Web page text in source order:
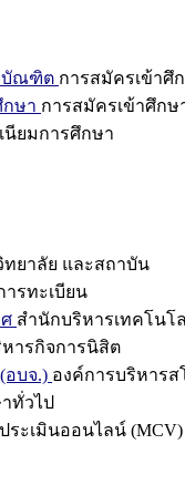
บัณฑิต การสมัครเข้า
ษา การสมัครเข้าศึก
นียมการศึกษา
ยาลัย และสถาบัน
รทะเบียน
สำนักบริหารเทคโนโ
ารกิจการนิสิต
อบจ.) องค์การบริหาร
ทั่วไป
ระเมินออนไลน์ (MCV)